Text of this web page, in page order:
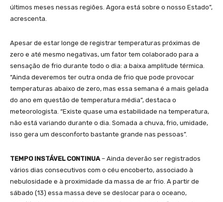
últimos meses nessas regiões. Agora está sobre o nosso Estado”,
acrescenta.
Apesar de estar longe de registrar temperaturas próximas de
zero e até mesmo negativas, um fator tem colaborado para a
sensação de frio durante todo o dia: a baixa amplitude térmica.
“Ainda deveremos ter outra onda de frio que pode provocar
temperaturas abaixo de zero, mas essa semana é a mais gelada
do ano em questão de temperatura média”, destaca o
meteorologista. “Existe quase uma estabilidade na temperatura,
não está variando durante o dia. Somada a chuva, frio, umidade,
isso gera um desconforto bastante grande nas pessoas”.
TEMPO INSTÁVEL CONTINUA – Ainda deverão ser registrados
vários dias consecutivos com o céu encoberto, associado à
nebulosidade e à proximidade da massa de ar frio. A partir de
sábado (13) essa massa deve se deslocar para o oceano,